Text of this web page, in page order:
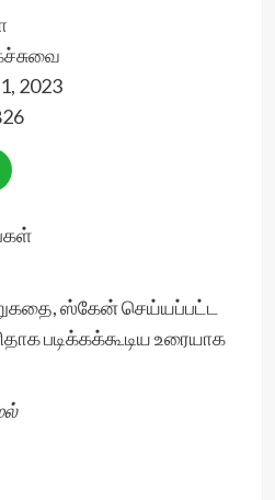
2023
ஸ்கேன் செய்யப்பட்ட
படிக்கக்கூடிய உரையாக